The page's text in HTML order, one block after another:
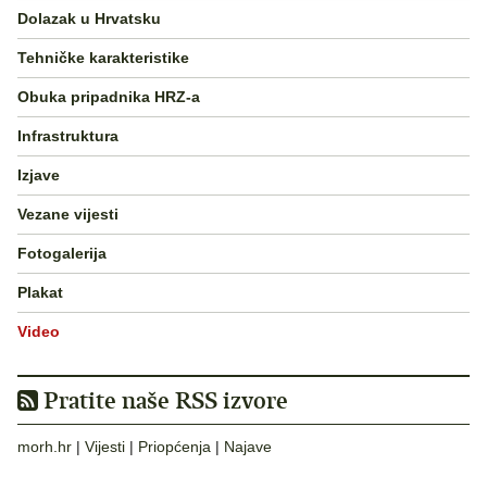
Dolazak u Hrvatsku
Tehničke karakteristike
Obuka pripadnika HRZ-a
Infrastruktura
Izjave
Vezane vijesti
Fotogalerija
Plakat
Video
Pratite naše RSS izvore
morh.hr | Vijesti | Priopćenja | Najave